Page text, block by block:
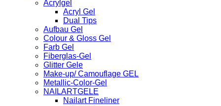
Acrylgel
Acryl Gel
Dual Tips
Aufbau Gel
Colour & Gloss Gel
Farb Gel
Fiberglas-Gel
Glitter Gele
Make-up/ Camouflage GEL
Metallic-Color-Gel
NAILARTGELE
Nailart Fineliner